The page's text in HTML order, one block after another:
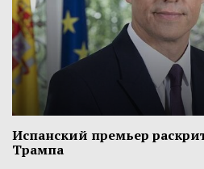
Испанский премьер
Трампа